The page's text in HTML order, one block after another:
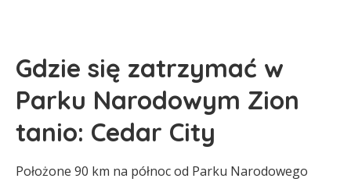
Gdzie się zatrzymać w
Parku Narodowym Zion
tanio: Cedar City
Położone 90 km na północ od Parku Narodowego